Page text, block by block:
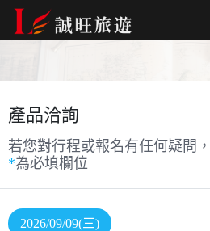
產品洽詢
若您對行程或報名有任何疑問
*為必填欄位
2026/09/09(三)